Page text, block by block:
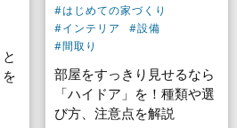
#はじめての家づくり
#インテリア
#設備
#間取り
部屋をすっきり見せるなら
「ハイドア」を！種類や選
び方、注意点を解説